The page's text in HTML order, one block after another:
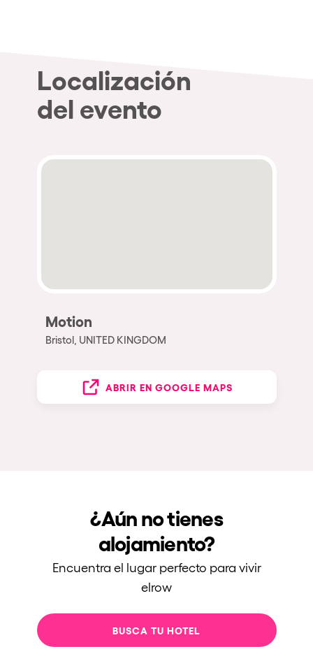
Localización
del evento
Motion
Bristol, UNITED KINGDOM
ABRIR EN GOOGLE MAPS
¿Aún no tienes
alojamiento?
Encuentra el lugar perfecto para vivir
elrow
BUSCA TU HOTEL